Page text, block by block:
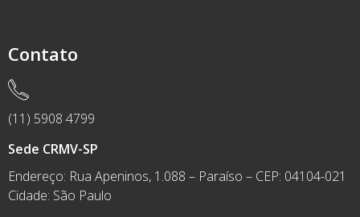
Contato
(11) 5908 4799
Sede CRMV-SP
Endereço: Rua Apeninos, 1.088 – Paraíso – CEP: 04104-021
Cidade: São Paulo